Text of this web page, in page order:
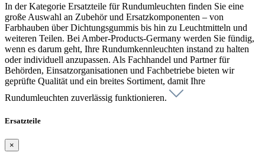
In der Kategorie Ersatzteile für Rundumleuchten finden Sie eine
große Auswahl an Zubehör und Ersatzkomponenten – von
Farbhauben über Dichtungsgummis bis hin zu Leuchtmitteln und
weiteren Teilen. Bei Amber-Products-Germany werden Sie fündig,
wenn es darum geht, Ihre Rundumkennleuchten instand zu halten
oder individuell anzupassen. Als Fachhandel und Partner für
Behörden, Einsatzorganisationen und Fachbetriebe bieten wir
geprüfte Qualität und ein breites Sortiment, damit Ihre
Rundumleuchten zuverlässig funktionieren.
Ersatzteile
×